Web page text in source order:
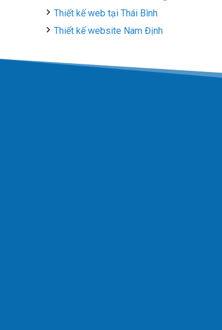
Thiết kế web tại Thái Bình
Thiết kế website Nam Định